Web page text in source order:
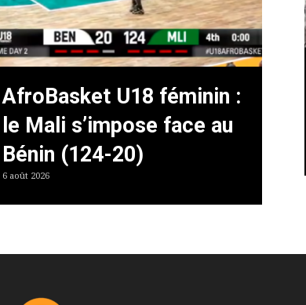
AfroBasket U18 féminin :
le Mali s’impose face au
Bénin (124-20)
6 août 2026